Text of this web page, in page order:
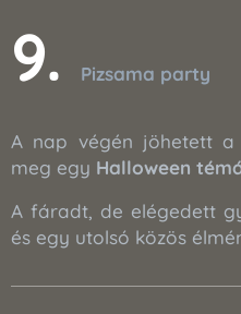
9. Pizsama party
A nap végén jöhetett a
meg egy Halloween
A fáradt, de elégedett
és egy utolsó közös